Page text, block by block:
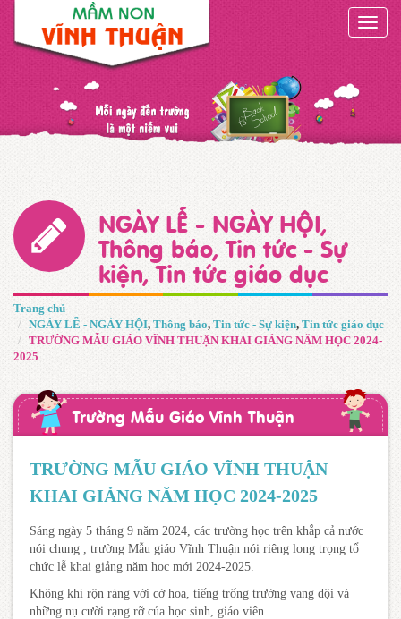
Toggle
NGÀY LỄ - NGÀY HỘI,
Thông báo,Tin tức - Sự
kiện,Tin tức giáo dục
Trang chủ
NGÀY LỄ - NGÀY HỘI, Thông báo, Tin tức - Sự kiện, Tin tức giáo dục
TRƯỜNG MẪU GIÁO VĨNH THUẬN KHAI GIẢNG NĂM HỌC 2024-
2025
Trường Mẫu Giáo Vĩnh Thuận
TRƯỜNG MẪU GIÁO VĨNH THUẬN
KHAI GIẢNG NĂM HỌC 2024-2025
Sáng ngày 5 tháng 9 năm 2024, các trường học trên khắp cả nước
nói chung , trường Mẫu giáo Vĩnh Thuận nói riêng long trọng tổ
chức lễ khai giảng năm học mới 2024-2025.
Không khí rộn ràng với cờ hoa, tiếng trống trường vang dội và
những nụ cười rạng rỡ của học sinh, giáo viên.